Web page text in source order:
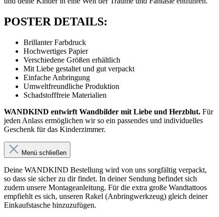
POSTER DETAILS:
Brillanter Farbdruck
Hochwertiges Papier
Verschiedene Größen erhältlich
Mit Liebe gestaltet und gut verpackt
Einfache Anbringung
Umweltfreundliche Produktion
Schadstofffreie Materialien
WANDKIND entwirft Wandbilder mit Liebe und Herzblut. Für
jeden Anlass ermöglichen wir so ein passendes und individuelles
Geschenk für das Kinderzimmer.
Menü schließen
Deine WANDKIND Bestellung wird von uns sorgfältig verpackt,
so dass sie sicher zu dir findet. In deiner Sendung befindet sich
zudem unsere Montageanleitung. Für die extra große Wandtattoos
empfiehlt es sich, unseren Rakel (Anbringwerkzeug) gleich deiner
Einkaufstasche hinzuzufügen.